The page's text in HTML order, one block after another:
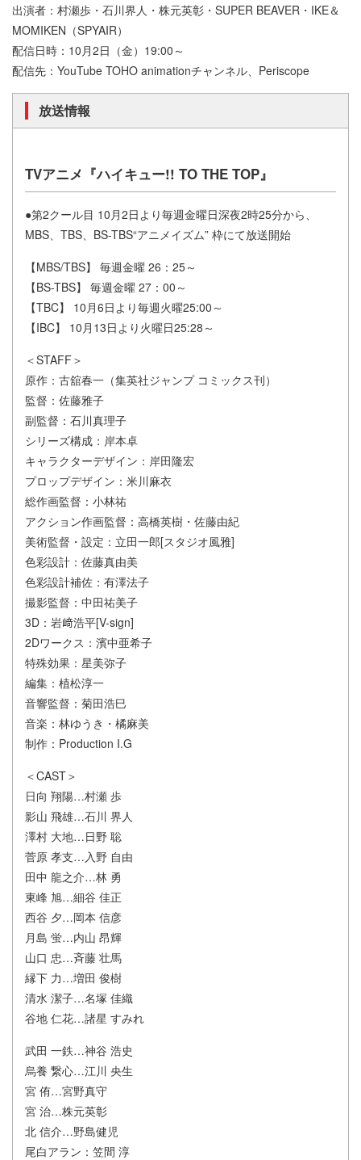
出演者：村瀬歩・石川界人・株元英彰・SUPER BEAVER・IKE＆
MOMIKEN（SPYAIR）
配信日時：10月2日（金）19:00～
配信先：YouTube TOHO animationチャンネル、Periscope
放送情報
TVアニメ『ハイキュー!! TO THE TOP』
●第2クール目 10月2日より毎週金曜日深夜2時25分から、
MBS、TBS、BS-TBS“アニメイズム” 枠にて放送開始
【MBS/TBS】 毎週金曜 26：25～
【BS-TBS】 毎週金曜 27：00～
【TBC】 10月6日より毎週火曜25:00～
【IBC】 10月13日より火曜日25:28～
＜STAFF＞
原作：古舘春一（集英社ジャンプ コミックス刊）
監督：佐藤雅子
副監督：石川真理子
シリーズ構成：岸本卓
キャラクターデザイン：岸田隆宏
プロップデザイン：米川麻衣
総作画監督：小林祐
アクション作画監督：高橋英樹・佐藤由紀
美術監督・設定：立田一郎[スタジオ風雅]
色彩設計：佐藤真由美
色彩設計補佐：有澤法子
撮影監督：中田祐美子
3D：岩﨑浩平[V-sign]
2Dワークス：濱中亜希子
特殊効果：星美弥子
編集：植松淳一
音響監督：菊田浩巳
音楽：林ゆうき・橘麻美
制作：Production I.G
＜CAST＞
日向 翔陽…村瀬 歩
影山 飛雄…石川 界人
澤村 大地…日野 聡
菅原 孝支…入野 自由
田中 龍之介…林 勇
東峰 旭…細谷 佳正
西谷 夕…岡本 信彦
月島 蛍…内山 昂輝
山口 忠…斉藤 壮馬
縁下 力…増田 俊樹
清水 潔子…名塚 佳織
谷地 仁花…諸星 すみれ
武田 一鉄…神谷 浩史
烏養 繋心…江川 央生
宮 侑…宮野真守
宮 治…株元英彰
北 信介…野島健児
尾白アラン：笠間 淳